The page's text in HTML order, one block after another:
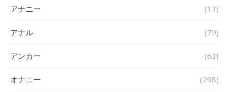
アナニー (17)
アナル (79)
アンカー (63)
オナニー (298)